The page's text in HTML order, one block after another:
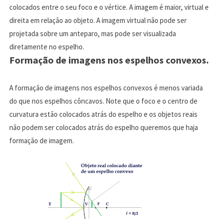
colocados entre o seu foco e o vértice. A imagem é maior, virtual e
direita em relação ao objeto. A imagem virtual não pode ser
projetada sobre um anteparo, mas pode ser visualizada
diretamente no espelho.
Formação de imagens nos espelhos convexos.
A formação de imagens nos espelhos convexos é menos variada
do que nos espelhos côncavos. Note que o foco e o centro de
curvatura estão colocados atrás do espelho e os objetos reais
não podem ser colocados atrás do espelho queremos que haja
formação de imagem.